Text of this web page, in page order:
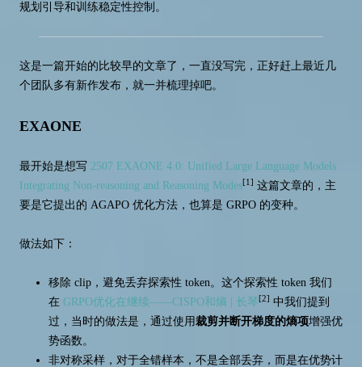
规划引导和训练稳定性控制。
这是一篇开始的比较早的文章了，一直没写完，正好赶上最近几
个团队多有新作发布，就一并梳理掉吧。
EXAONE
最开始是想写 2507 EXAONE 4.0: Unified Large Language Models
Integrating Non-reasoning and Reasoning Modes[1] 这篇文章的，主
要是它提出的 AGAPO 优化方法，也算是 GRPO 的变种。
做法如下：
移除 clip，避免丢弃探索性 token。这个探索性 token 我们
在 GRPO优化在继续——CISPO和熵 | 长琴[2] 中我们提到
过，当时的做法是，通过使用裁剪并断开梯度的熵项增强优
势函数。
非对称采样，对于全错样本，不是全部丢弃，而是在优势计